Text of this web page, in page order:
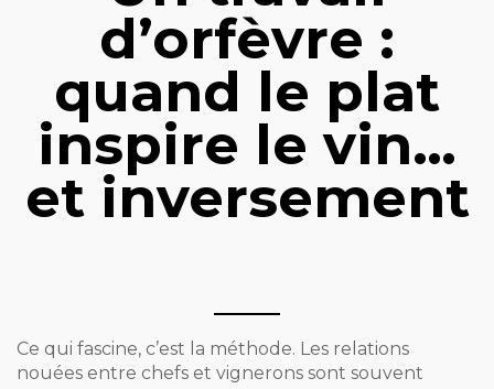
d’orfèvre :
quand le plat
inspire le vin…
et inversement
Ce qui fascine, c’est la méthode. Les relations
nouées entre chefs et vignerons sont souvent